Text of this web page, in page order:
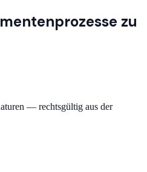
zu
— rechtsgültig aus der